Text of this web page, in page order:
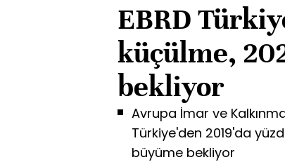
EBRD
küçülme,
bekliyor
Avrupa İmar ve
Türkiye'den 2019'da
büyüme bekliyor